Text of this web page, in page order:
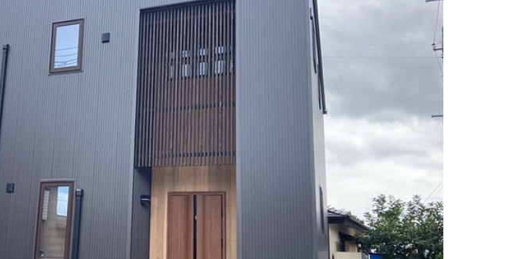
4LDK
高い性能と安心を兼ね備えた家
プライバシーを重視したくつろぎの